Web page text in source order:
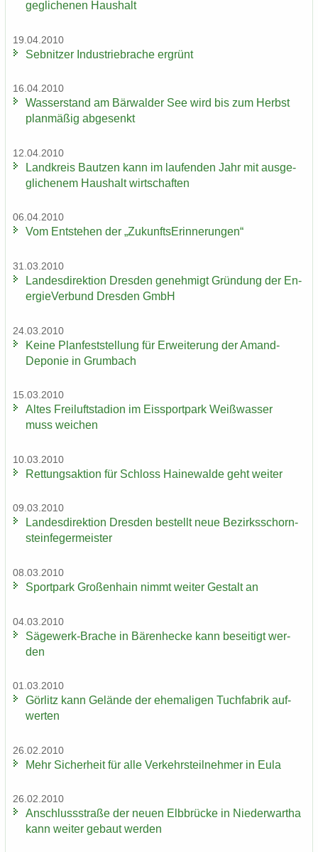
ge­gli­che­nen Haus­halt
19.04.2010
Seb­nit­zer In­dus­trie­bra­che er­grünt
16.04.2010
Was­ser­stand am Bär­wal­der See wird bis zum Herbst
plan­mä­ßig ab­ge­senkt
12.04.2010
Land­kreis Baut­zen kann im lau­fen­den Jahr mit aus­ge­
gli­che­nem Haus­halt wirt­schaf­ten
06.04.2010
Vom Ent­ste­hen der „Zu­kunfts­Er­in­ne­run­gen“
31.03.2010
Lan­des­di­rek­ti­on Dres­den ge­neh­migt Grün­dung der En­
er­gie­Ver­bund Dres­den GmbH
24.03.2010
Keine Plan­fest­stel­lung für Er­wei­te­rung der Amand-​
Deponie in Grum­bach
15.03.2010
Altes Frei­luft­sta­di­on im Eis­sport­park Weiß­was­ser
muss wei­chen
10.03.2010
Ret­tungs­ak­ti­on für Schloss Hai­ne­wal­de geht wei­ter
09.03.2010
Lan­des­di­rek­ti­on Dres­den be­stellt neue Be­zirks­schorn­
stein­fe­ger­meis­ter
08.03.2010
Sport­park Gro­ßen­hain nimmt wei­ter Ge­stalt an
04.03.2010
Sägewerk-​Brache in Bä­ren­he­cke kann be­sei­tigt wer­
den
01.03.2010
Gör­litz kann Ge­län­de der ehe­ma­li­gen Tuch­fa­brik auf­
wer­ten
26.02.2010
Mehr Si­cher­heit für alle Ver­kehrs­teil­neh­mer in Eula
26.02.2010
An­schluss­stra­ße der neuen Elb­brü­cke in Nie­der­wartha
kann wei­ter ge­baut wer­den